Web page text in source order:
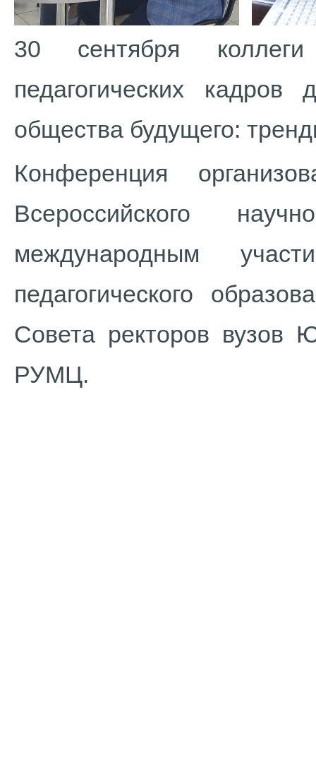
30 сентября
педагогических кадров
общества будущего:
Конференция
Всероссийского
международным
педагогического
Совета ректоров вузов
РУМЦ.